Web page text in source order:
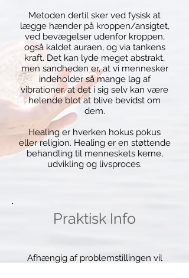
Metoden dertil sker ved fysisk at
lægge hænder på kroppen/ansigtet,
ved bevægelser udenfor kroppen,
også kaldet auraen, og via tankens
kraft. Det kan lyde meget abstrakt,
men sandheden er, at vi mennesker
indeholder så mange lag af
vibrationer, at det i sig selv kan være
helende blot at blive bevidst om
dem.
Healing er hverken hokus pokus
eller religion. Healing er en støttende
behandling til menneskets kerne,
udvikling og livsproces.
Praktisk Info
Afhængig af problemstillingen vil